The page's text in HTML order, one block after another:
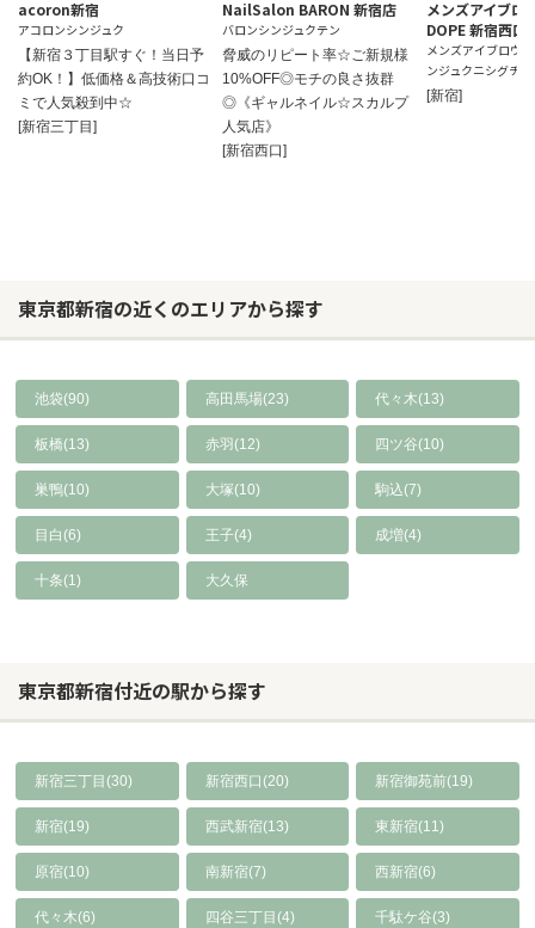
acoron新宿
アコロンシンジュク
【新宿３丁目駅すぐ！当日予
約OK！】低価格＆高技術口コ
ミで人気殺到中☆
[新宿三丁目]
NailSalon BARON 新宿店
バロンシンジュクテン
脅威のリピート率☆ご新規様
10%OFF◎モチの良さ抜群
◎《ギャルネイル☆スカルプ
人気店》
[新宿西口]
メンズアイブロ
DOPE 新宿西口
メンズアイブロウ
ンジュクニシグチ
[新宿]
東京都新宿の近くのエリアから探す
池袋(90) 高田馬場(23) 代々木(13)
板橋(13) 赤羽(12) 四ツ谷(10)
巣鴨(10) 大塚(10) 駒込(7)
目白(6) 王子(4) 成増(4)
十条(1) 大久保
東京都新宿付近の駅から探す
新宿三丁目(30) 新宿西口(20) 新宿御苑前(19)
新宿(19) 西武新宿(13) 東新宿(11)
原宿(10) 南新宿(7) 西新宿(6)
代々木(6) 四谷三丁目(4) 千駄ケ谷(3)